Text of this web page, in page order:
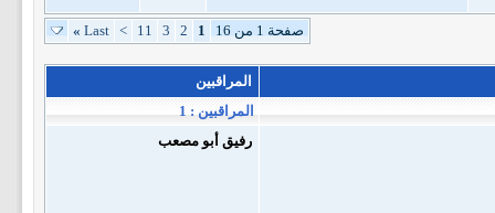
صفحة 1 من 16 1
2
3
11
>
Last
»
المراقبين
المراقبين : 1
رفيق أبو مصعب